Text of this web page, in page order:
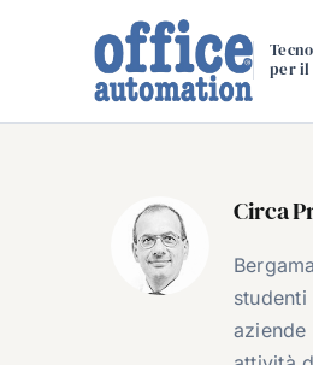
per il
Circa
aziende